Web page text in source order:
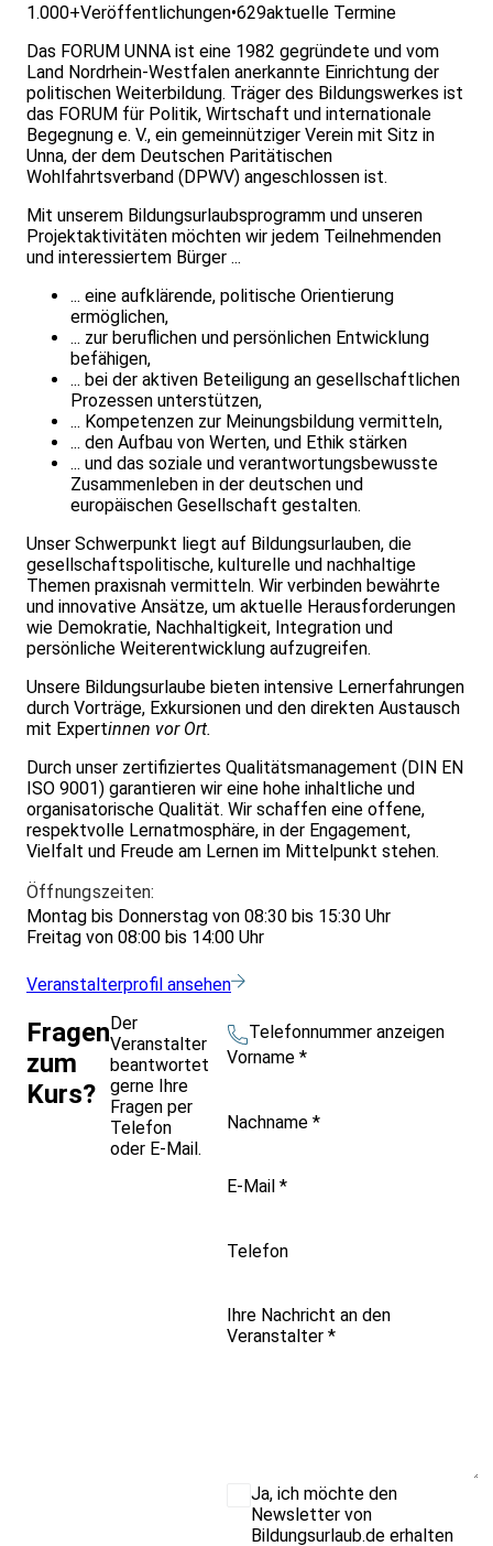
1.000+Veröffentlichungen•629aktuelle Termine
Das FORUM UNNA ist eine 1982 gegründete und vom
Land Nordrhein-Westfalen anerkannte Einrichtung der
politischen Weiterbildung. Träger des Bildungswerkes ist
das FORUM für Politik, Wirtschaft und internationale
Begegnung e. V., ein gemeinnütziger Verein mit Sitz in
Unna, der dem Deutschen Paritätischen
Wohlfahrtsverband (DPWV) angeschlossen ist.
Mit unserem Bildungsurlaubsprogramm und unseren
Projektaktivitäten möchten wir jedem Teilnehmenden
und interessiertem Bürger ...
... eine aufklärende, politische Orientierung
ermöglichen,
... zur beruflichen und persönlichen Entwicklung
befähigen,
... bei der aktiven Beteiligung an gesellschaftlichen
Prozessen unterstützen,
... Kompetenzen zur Meinungsbildung vermitteln,
... den Aufbau von Werten, und Ethik stärken
... und das soziale und verantwortungsbewusste
Zusammenleben in der deutschen und
europäischen Gesellschaft gestalten.
Unser Schwerpunkt liegt auf Bildungsurlauben, die
gesellschaftspolitische, kulturelle und nachhaltige
Themen praxisnah vermitteln. Wir verbinden bewährte
und innovative Ansätze, um aktuelle Herausforderungen
wie Demokratie, Nachhaltigkeit, Integration und
persönliche Weiterentwicklung aufzugreifen.
Unsere Bildungsurlaube bieten intensive Lernerfahrungen
durch Vorträge, Exkursionen und den direkten Austausch
mit Expertinnen vor Ort.
Durch unser zertifiziertes Qualitätsmanagement (DIN EN
ISO 9001) garantieren wir eine hohe inhaltliche und
organisatorische Qualität. Wir schaffen eine offene,
respektvolle Lernatmosphäre, in der Engagement,
Vielfalt und Freude am Lernen im Mittelpunkt stehen.
Öffnungszeiten:
Montag bis Donnerstag von 08:30 bis 15:30 Uhr
Freitag von 08:00 bis 14:00 Uhr
Veranstalterprofil ansehen
Fragen
zum
Kurs?
Der
Veranstalter
beantwortet
gerne Ihre
Fragen per
Telefon
oder E-Mail.
Telefonnummer anzeigen
Vorname *
Nachname *
E-Mail *
Telefon
Ihre Nachricht an den
Veranstalter *
Ja, ich möchte den
Newsletter von
Bildungsurlaub.de erhalten